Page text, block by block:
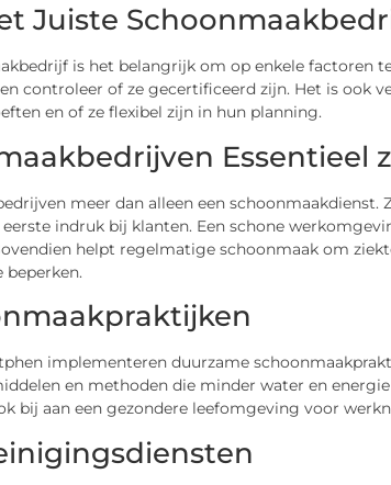
Juiste
is het belangrijk om op enkele factoren
controleer of ze gecertificeerd zijn. Het is ook
en of ze flexibel zijn in hun planning.
Essentieel
meer dan alleen een schoonmaakdienst.
indruk bij klanten. Een schone
helpt regelmatige schoonmaak om
implementeren duurzame
en methoden die minder water en
bij aan een gezondere leefomgeving voor